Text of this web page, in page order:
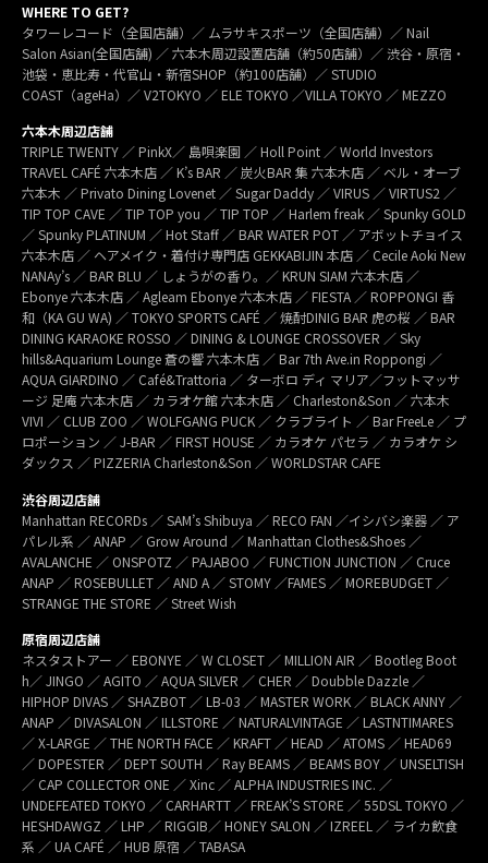
WHERE TO GET?
タワーレコード（全国店舗）／ ムラサキスポーツ（全国店舗）／ Nail
Salon Asian(全国店舗) ／ 六本木周辺設置店舗（約50店舗）／ 渋谷・原宿・
池袋・恵比寿・代官山・新宿SHOP（約100店舗）／ STUDIO
COAST（ageHa）／ V2TOKYO ／ ELE TOKYO ／VILLA TOKYO ／ MEZZO
六本木周辺店舗
TRIPLE TWENTY ／ PinkX／ 島唄楽園 ／ Holl Point ／ World Investors
TRAVEL CAFÉ 六本木店 ／ K’s BAR ／ 炭火BAR 集 六本木店 ／ ベル・オーブ
六本木 ／ Privato Dining Lovenet ／ Sugar Daddy ／ VIRUS ／ VIRTUS2 ／
TIP TOP CAVE ／ TIP TOP you ／ TIP TOP ／ Harlem freak ／ Spunky GOLD
／ Spunky PLATINUM ／ Hot Staff ／ BAR WATER POT ／ アボットチョイス
六本木店 ／ ヘアメイク・着付け専門店 GEKKABIJIN 本店 ／ Cecile Aoki New
NANAy’s ／ BAR BLU ／ しょうがの香り。／ KRUN SIAM 六本木店 ／
Ebonye 六本木店 ／ Agleam Ebonye 六本木店 ／ FIESTA ／ ROPPONGI 香
和（KA GU WA) ／ TOKYO SPORTS CAFÉ ／ 焼酎DINIG BAR 虎の桜 ／ BAR
DINING KARAOKE ROSSO ／ DINING & LOUNGE CROSSOVER ／ Sky
hills&Aquarium Lounge 蒼の響 六本木店 ／ Bar 7th Ave.in Roppongi ／
AQUA GIARDINO ／ Café&Trattoria ／ ターボロ ディ マリア／フットマッサ
ージ 足庵 六本木店 ／ カラオケ館 六本木店 ／ Charleston&Son ／ 六本木
VIVI ／ CLUB ZOO ／ WOLFGANG PUCK ／ クラブライト ／ Bar FreeLe ／ プ
ロポーション ／ J-BAR ／ FIRST HOUSE ／ カラオケ パセラ ／ カラオケ シ
ダックス ／ PIZZERIA Charleston&Son ／ WORLDSTAR CAFE
渋谷周辺店舗
Manhattan RECORDs ／ SAM’s Shibuya ／ RECO FAN ／イシバシ楽器 ／ ア
パレル系 ／ ANAP ／ Grow Around ／ Manhattan Clothes&Shoes ／
AVALANCHE ／ ONSPOTZ ／ PAJABOO ／ FUNCTION JUNCTION ／ Cruce
ANAP ／ ROSEBULLET ／ AND A ／ STOMY ／FAMES ／ MOREBUDGET ／
STRANGE THE STORE ／ Street Wish
原宿周辺店舗
ネスタストアー ／ EBONYE ／ W CLOSET ／ MILLION AIR ／ Bootleg Boot
h／ JINGO ／ AGITO ／ AQUA SILVER ／ CHER ／ Doubble Dazzle ／
HIPHOP DIVAS ／ SHAZBOT ／ LB-03 ／ MASTER WORK ／ BLACK ANNY ／
ANAP ／ DIVASALON ／ ILLSTORE ／ NATURALVINTAGE ／ LASTNTIMARES
／ X-LARGE ／ THE NORTH FACE ／ KRAFT ／ HEAD ／ ATOMS ／ HEAD69
／ DOPESTER ／ DEPT SOUTH ／ Ray BEAMS ／ BEAMS BOY ／ UNSELTISH
／ CAP COLLECTOR ONE ／ Xinc ／ ALPHA INDUSTRIES INC. ／
UNDEFEATED TOKYO ／ CARHARTT ／ FREAK’S STORE ／ 55DSL TOKYO ／
HESHDAWGZ ／ LHP ／ RIGGIB／ HONEY SALON ／ IZREEL ／ ライカ飲食
系 ／ UA CAFÉ ／ HUB 原宿 ／ TABASA